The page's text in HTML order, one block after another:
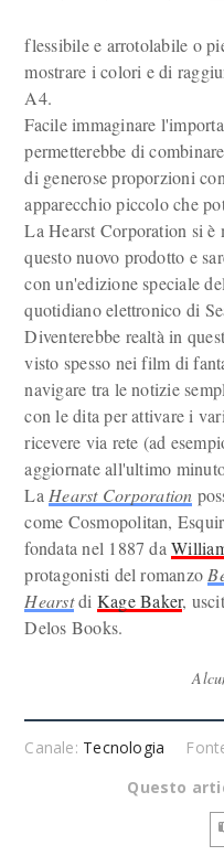
flessibile e arrotolabile o
mostrare i colori e di
A4.
Facile immaginare
permetterebbe di
di generose proporzioni
apparecchio piccolo che
La Hearst Corporation si è
questo nuovo prodotto e
con un'edizione speciale
quotidiano elettronico di
Diventerebbe realtà in
visto spesso nei film di
navigare tra le notizie
con le dita per attivare i
ricevere via rete (ad
aggiornate all'ultimo
La Hearst Corporation
come Cosmopolitan,
fondata nel 1887 da
protagonisti del romanzo
Hearstdi Kage Baker,
Delos Books.
Canale: Tecnologia
Questo